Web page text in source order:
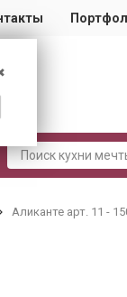
Аликанте арт. 11 -